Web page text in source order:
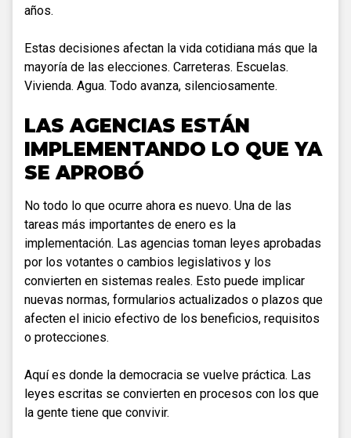
años.
Estas decisiones afectan la vida cotidiana más que la
mayoría de las elecciones. Carreteras. Escuelas.
Vivienda. Agua. Todo avanza, silenciosamente.
LAS AGENCIAS ESTÁN
IMPLEMENTANDO LO QUE YA
SE APROBÓ
No todo lo que ocurre ahora es nuevo. Una de las
tareas más importantes de enero es la
implementación. Las agencias toman leyes aprobadas
por los votantes o cambios legislativos y los
convierten en sistemas reales. Esto puede implicar
nuevas normas, formularios actualizados o plazos que
afecten el inicio efectivo de los beneficios, requisitos
o protecciones.
Aquí es donde la democracia se vuelve práctica. Las
leyes escritas se convierten en procesos con los que
la gente tiene que convivir.